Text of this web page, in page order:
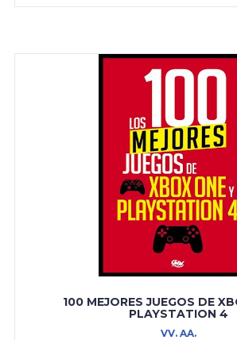
100 MEJORES JUEGOS DE
PLAYSTATION 4
VV. AA.